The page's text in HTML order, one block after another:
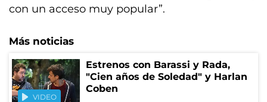
con un acceso muy popular”.
Más noticias
VIDEO
Estrenos con Barassi y Rada,
"Cien años de Soledad" y Harlan
Coben